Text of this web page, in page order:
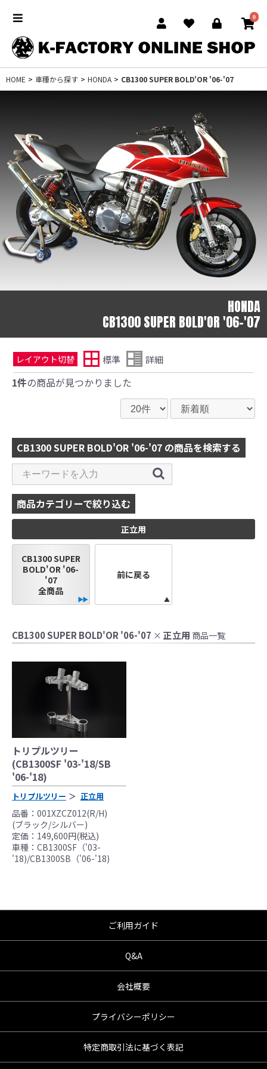
0
HOME > 車種から探す > HONDA > CB1300 SUPER BOLD'OR '06-'07
HONDA
CB1300 SUPER BOLD'OR '06-'07
レイアウト切替 標準 詳細
1件の商品が見つかりました
CB1300 SUPER BOLD'OR '06-'07 の商品を検索する
商品カテゴリーで絞り込む
正立用
CB1300 SUPER
BOLD'OR '06-
'07
全商品
前に戻る
CB1300 SUPER BOLD'OR '06-'07 × 正立用 商品一覧
トリプルツリー
(CB1300SF '03-'18/SB
'06-'18)
トリプルツリー 正立用
品番：001XZCZ012(R/H)
(ブラック/シルバー)
定価：149,600円(税込)
車種：CB1300SF（'03-
'18)/CB1300SB（'06-'18)
●当HP内では、マフラーの取付けイメージをわ
かりやすくするために一般車両に装着した写
真を使用しております。
●レーシングパーツはサーキットにおけるスポ
ーツ走行ならびにレース使用を目的としてお
●国内で開催される全ての競技に対応するわけ
ではございません。
レースでの使用に際しては、主催者が発行す
る競技規則を確認の上、お客様ご自身の判断
により装着をお願い致します。
●取り付けについては専門の資格と知識・経験
を有した整備士が、指定のサービスマニュア
ル、指定の基準に基づいた取り付けを行って
ください。
なお、取付時、使用時、その他で起きた全て
の事故、故障に対し保険、保証等は一切無
く、商品の返品、クレーム等も受付できませ
んので、あらかじめご了承ください。
●商品の仕様・価格につきましては事前の予告
無く変更となる場合がありますので了承願い
ます。
●商品は、予告無く販売終了する場合がありま
ご利用ガイド
Q&A
会社概要
プライバシーポリシー
特定商取引法に基づく表記